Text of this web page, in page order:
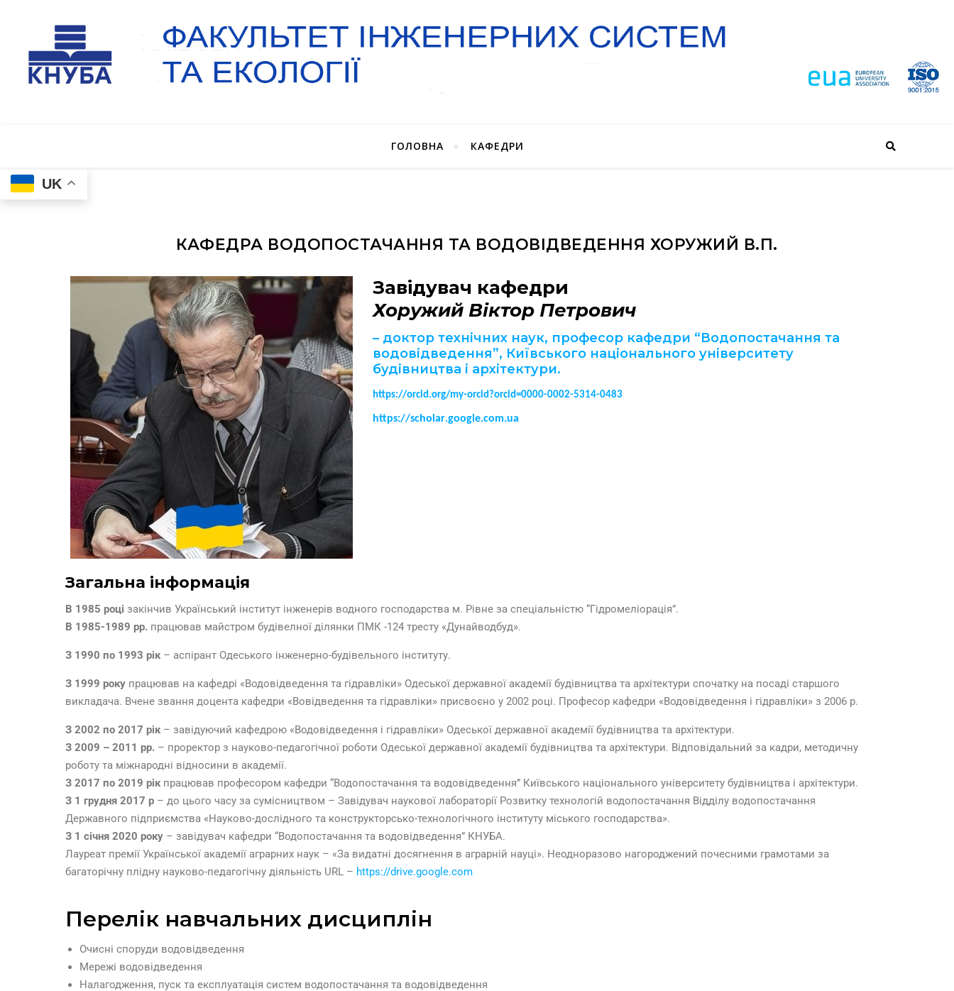
ГОЛОВНА КАФЕДРИ
UK
КАФЕДРА ВОДОПОСТАЧАННЯ ТА ВОДОВІДВЕДЕННЯ ХОРУЖИЙ В.П.
Завідувач кафедри
Хоружий Віктор Петрович
– доктор технічних наук, професор кафедри “Водопостачання та
водовідведення”, Київського національного університету
будівництва і архітектури.
https://orcid.org/my-orcid?orcid=0000-0002-5314-0483
https://scholar.google.com.ua
Загальна інформація
В 1985 році закінчив Український інститут інженерів водного господарства м. Рівне за спеціальністю “Гідромеліорація”.
В 1985-1989 рр. працював майстром будівелної ділянки ПМК -124 тресту «Дунайводбуд».
З 1990 по 1993 рік – аспірант Одеського інженерно-будівельного інституту.
З 1999 року працював на кафедрі «Водовідведення та гідравліки» Одеської державної академії будівництва та архітектури спочатку на посаді старшого
викладача. Вчене звання доцента кафедри «Вовідведення та гідравліки» присвоєно у 2002 році. Професор кафедри «Водовідведення і гідравліки» з 2006 р.
З 2002 по 2017 рік – завідуючий кафедрою «Водовідведення і гідравліки» Одеської державної академії будівництва та архітектури.
З 2009 – 2011 рр. – проректор з науково-педагогічної роботи Одеської державної академії будівництва та архітектури. Відповідальний за кадри, методичну
роботу та міжнародні відносини в академії.
З 2017 по 2019 рік працював професором кафедри “Водопостачання та водовідведення” Київського національного університету будівництва і архітектури.
З 1 грудня 2017 р – до цього часу за сумісництвом – Завідувач наукової лабораторії Розвитку технологій водопостачання Відділу водопостачання
Державного підприємства «Науково-дослідного та конструкторсько-технологічного інституту міського господарства».
З 1 січня 2020 року – завідувач кафедри “Водопостачання та водовідведення” КНУБА.
Лауреат премії Української академії аграрних наук – «За видатні досягнення в аграрній науці». Неодноразово нагороджений почесними грамотами за
багаторічну плідну науково-педагогічну діяльність URL – https://drive.google.com
Перелік навчальних дисциплін
Очисні споруди водовідведення
Мережі водовідведення
Налагодження, пуск та експлуатація систем водопостачання та водовідведення